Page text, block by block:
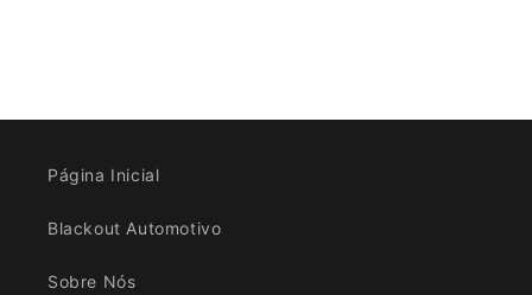
Página Inicial
Blackout Automotivo
Sobre Nós